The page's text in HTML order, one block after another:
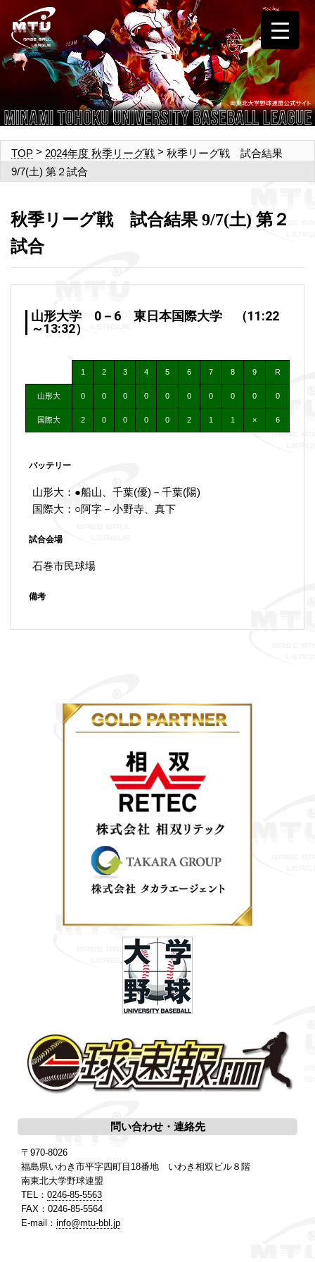
TOP > 2024年度 秋季リーグ戦 > 秋季リーグ戦 試合結果
9/7(土) 第２試合
秋季リーグ戦 試合結果 9/7(土) 第２
試合
山形大学 0－6 東日本国際大学 （11:22
～13:32）
1 2 3 4 5 6 7 8 9 R
山形大 0 0 0 0 0 0 0 0 0 0
国際大 2 0 0 0 0 2 1 1 × 6
バッテリー
山形大：●船山、千葉(優)－千葉(陽)
国際大：○阿字－小野寺、真下
試合会場
石巻市民球場
備考
問い合わせ・連絡先
〒970-8026
福島県いわき市平字四町目18番地 いわき相双ビル８階
南東北大学野球連盟
TEL： 0246-85-5563
FAX：0246-85-5564
E-mail： info@mtu-bbl.jp